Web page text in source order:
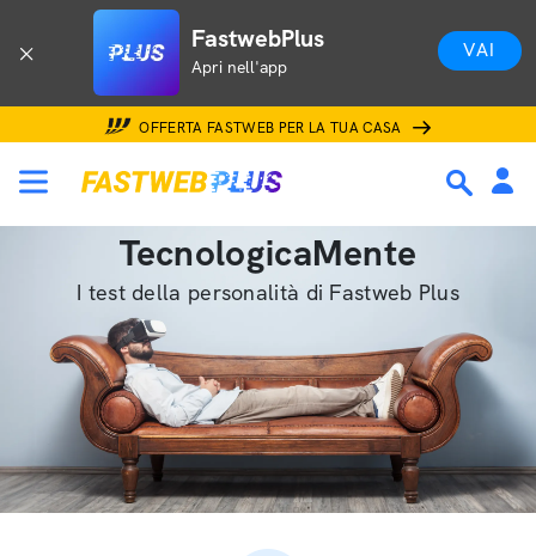
FastwebPlus
Apri nell'app
VAI
OFFERTA FASTWEB PER LA TUA CASA
TecnologicaMente
I test della personalità di Fastweb Plus